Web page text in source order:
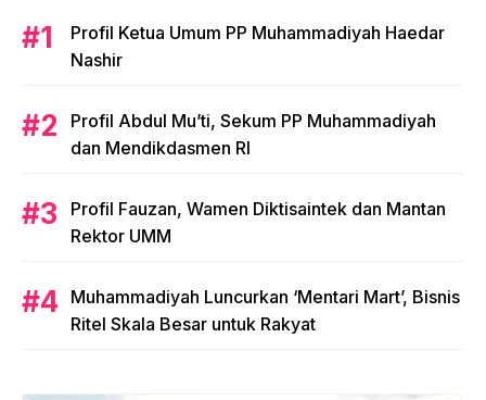
Profil Ketua Umum PP Muhammadiyah Haedar
Nashir
Profil Abdul Mu’ti, Sekum PP Muhammadiyah
dan Mendikdasmen RI
Profil Fauzan, Wamen Diktisaintek dan Mantan
Rektor UMM
Muhammadiyah Luncurkan ‘Mentari Mart’, Bisnis
Ritel Skala Besar untuk Rakyat